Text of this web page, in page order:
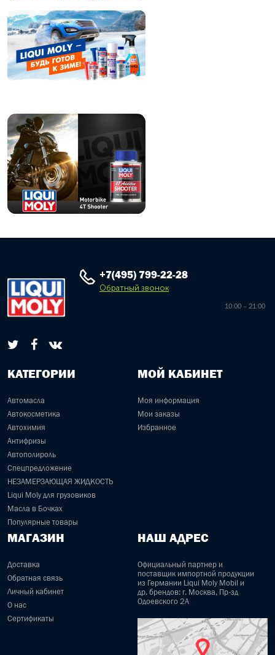
+7(495) 799-22-28
Обратный звонок
10:00 – 21:00
КАТЕГОРИИ
Автомасла
Автокосметика
Автохимия
Антифризы
Автополироль
Спецпредложение
НЕЗАМЕРЗАЮЩАЯ ЖИДКОСТЬ
Liqui Moly для грузовиков
Масла в Бочках
Популярные товары
МОЙ КАБИНЕТ
Моя информация
Мои заказы
Избранное
МАГАЗИН
Доставка
Обратная связь
Личный кабинет
О нас
Сертификаты
НАШ АДРЕС
Официальный партнер и
поставщик импортной продукции
из Германии Liqui Moly Mobil и
др. брендов: г. Москва, Пр-зд
Одоевского 2А